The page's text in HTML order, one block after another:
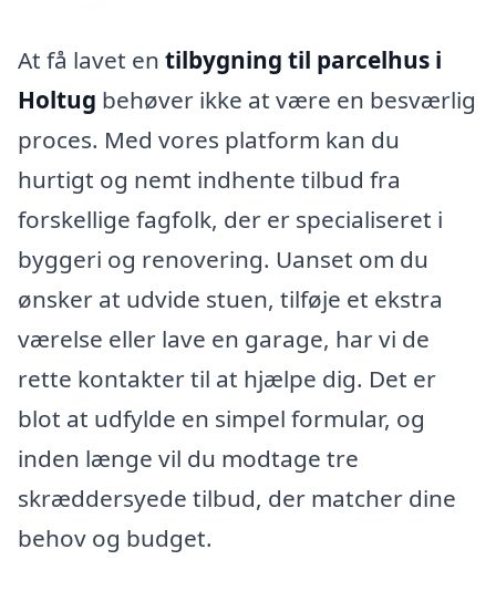
At få lavet en tilbygning til parcelhus i
Holtug behøver ikke at være en besværlig
proces. Med vores platform kan du
hurtigt og nemt indhente tilbud fra
forskellige fagfolk, der er specialiseret i
byggeri og renovering. Uanset om du
ønsker at udvide stuen, tilføje et ekstra
værelse eller lave en garage, har vi de
rette kontakter til at hjælpe dig. Det er
blot at udfylde en simpel formular, og
inden længe vil du modtage tre
skræddersyede tilbud, der matcher dine
behov og budget.